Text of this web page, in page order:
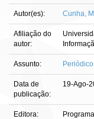
Autor(es): Cunha,
Afiliação do
autor:
Assunto:
Data de
publicação:
19-Ago-
Editora: